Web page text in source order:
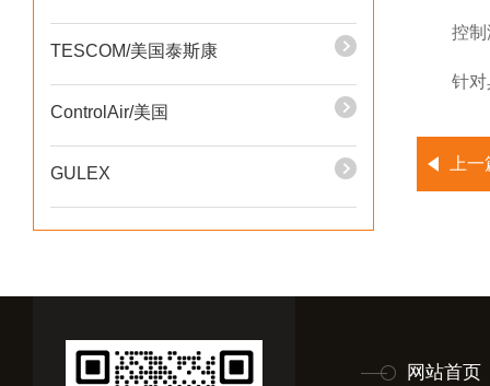
TESCOM/美国泰斯康
ControlAir/美国
GULEX
控制温
针对具
上
网站首页